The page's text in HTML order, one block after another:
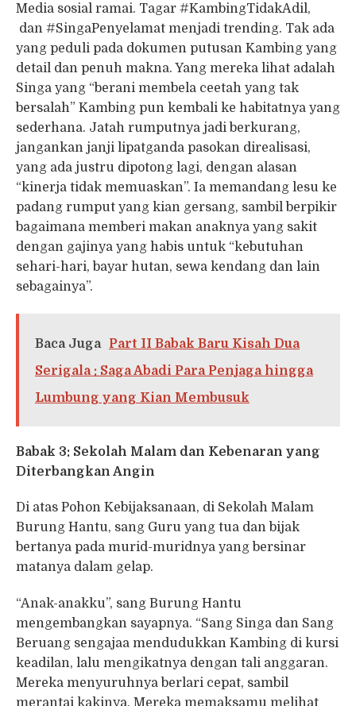
Media sosial ramai. Tagar #KambingTidakAdil,
dan #SingaPenyelamat menjadi trending. Tak ada
yang peduli pada dokumen putusan Kambing yang
detail dan penuh makna. Yang mereka lihat adalah
Singa yang “berani membela ceetah yang tak
bersalah” Kambing pun kembali ke habitatnya yang
sederhana. Jatah rumputnya jadi berkurang,
jangankan janji lipatganda pasokan direalisasi,
yang ada justru dipotong lagi, dengan alasan
“kinerja tidak memuaskan”. Ia memandang lesu ke
padang rumput yang kian gersang, sambil berpikir
bagaimana memberi makan anaknya yang sakit
dengan gajinya yang habis untuk “kebutuhan
sehari-hari, bayar hutan, sewa kendang dan lain
sebagainya”.
Baca Juga
Part II Babak Baru Kisah Dua
Serigala : Saga Abadi Para Penjaga hingga
Lumbung yang Kian Membusuk
Babak 3: Sekolah Malam dan Kebenaran yang
Diterbangkan Angin
Di atas Pohon Kebijaksanaan, di Sekolah Malam
Burung Hantu, sang Guru yang tua dan bijak
bertanya pada murid-muridnya yang bersinar
matanya dalam gelap.
“Anak-anakku”, sang Burung Hantu
mengembangkan sayapnya. “Sang Singa dan Sang
Beruang sengajaa mendudukkan Kambing di kursi
keadilan, lalu mengikatnya dengan tali anggaran.
Mereka menyuruhnya berlari cepat, sambil
merantai kakinya. Mereka memaksamu melihat